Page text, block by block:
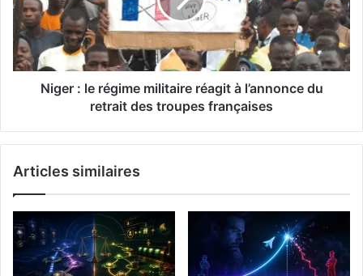
Niger : le régime militaire réagit à l’annonce du
retrait des troupes françaises
Articles similaires